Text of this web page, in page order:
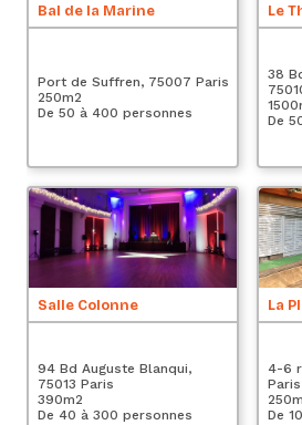
Bal de la Marine
Port de Suffren, 75007 Paris
250m2
De 50 à 400 personnes
Le
38
1500
De
Salle Colonne
94 Bd Auguste Blanqui,
75013 Paris
390m2
De 40 à 300 personnes
La
4-6
Paris
250
De